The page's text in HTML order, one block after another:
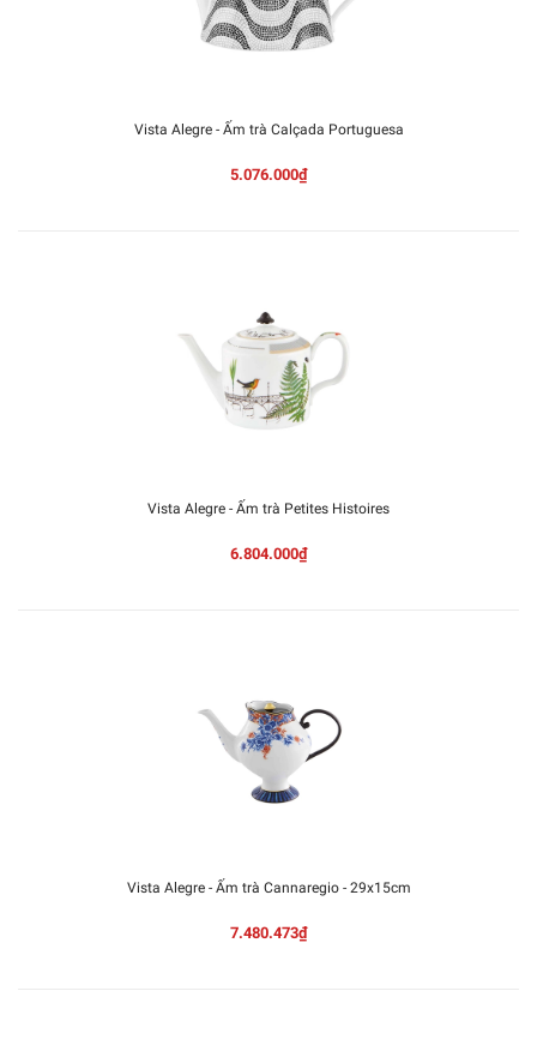
Vista Alegre - Ấm trà Calçada Portuguesa
5.076.000₫
Vista Alegre - Ấm trà Petites Histoires
6.804.000₫
Vista Alegre - Ấm trà Cannaregio - 29x15cm
7.480.473₫